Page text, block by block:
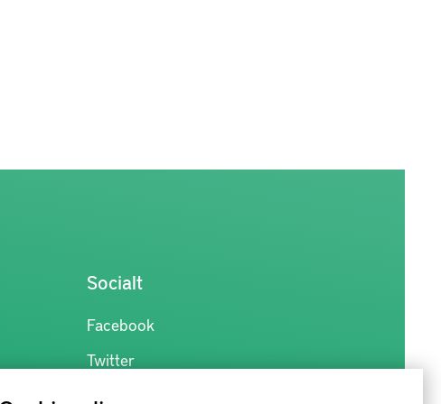
Socialt
Facebook
Twitter